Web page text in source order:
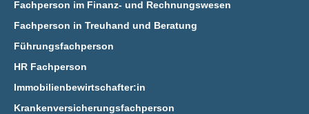
Fachperson im Finanz- und Rechnungswesen
Fachperson in Treuhand und Beratung
Führungsfachperson
HR Fachperson
Immobilienbewirtschafter:in
Krankenversicherungsfachperson